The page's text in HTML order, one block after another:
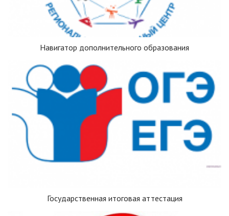
Навигатор дополнительного образования
Государственная итоговая аттестация